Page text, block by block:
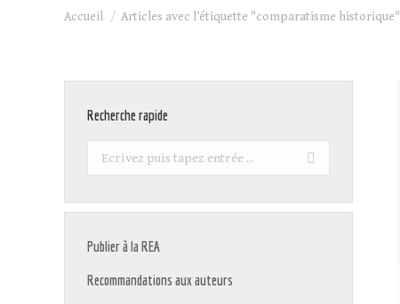
Vous êtes ici :
Accueil Articles avec l’étiquette "comparatisme historique"
Recherche rapide
Recherche
Publier à la REA
Recommandations aux auteurs